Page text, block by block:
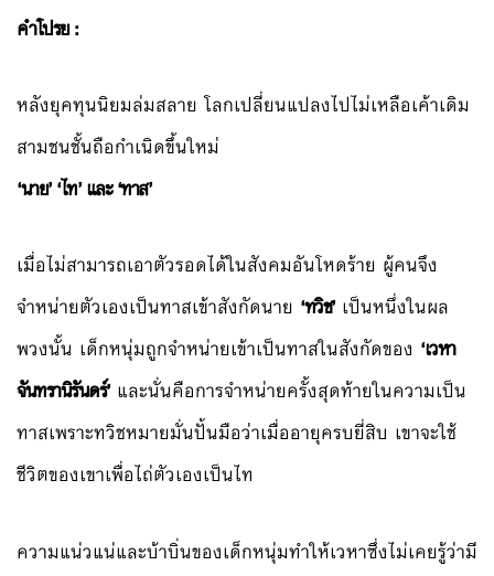
คำโปรย :
หลังยุคทุนนิยมล่มสลาย โลกเปลี่ยนแปลงไปไม่เหลือเค้าเดิม
สามชนชั้นถือกำเนิดขึ้นใหม่
‘นาย’ ‘ไท’ และ ‘ทาส’
เมื่อไม่สามารถเอาตัวรอดได้ในสังคมอันโหดร้าย ผู้คนจึง
จำหน่ายตัวเองเป็นทาสเข้าสังกัดนาย ‘ทวิช’เป็นหนึ่งในผล
พวงนั้น เด็กหนุ่มถูกจำหน่ายเข้าเป็นทาสในสังกัดของ ‘เวหา
จันทรานิรันดร์’และนั่นคือการจำหน่ายครั้งสุดท้ายในความเป็น
ทาสเพราะทวิชหมายมั่นปั้นมือว่าเมื่ออายุครบยี่สิบ เขาจะใช้
ชีวิตของเขาเพื่อไถ่ตัวเองเป็นไท
ความแน่วแน่และบ้าบิ่นของเด็กหนุ่มทำให้เวหาซึ่งไม่เคยรู้ว่ามี